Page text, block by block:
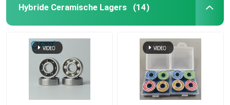
Hybride Ceramische Lagers (14)